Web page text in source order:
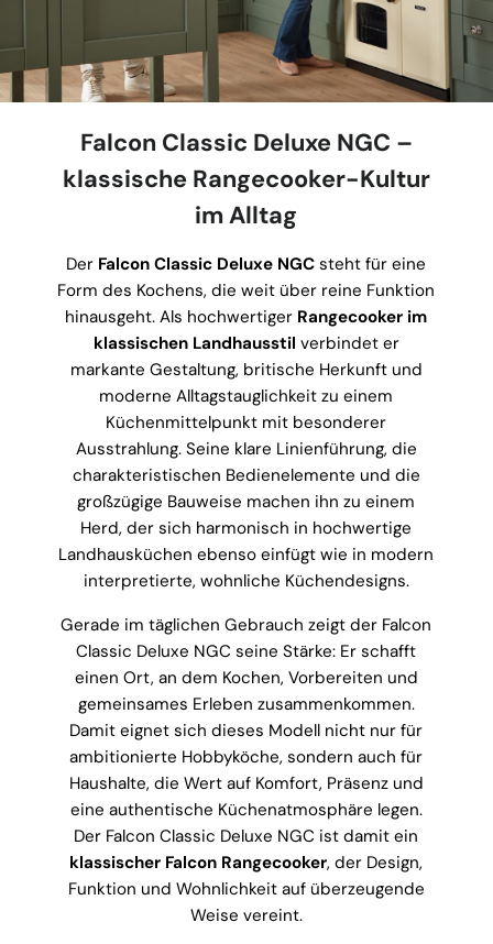
Falcon Classic Deluxe NGC –
klassische Rangecooker-Kultur
im Alltag
Der Falcon Classic Deluxe NGC steht für eine
Form des Kochens, die weit über reine Funktion
hinausgeht. Als hochwertiger Rangecooker im
klassischen Landhausstil verbindet er
markante Gestaltung, britische Herkunft und
moderne Alltagstauglichkeit zu einem
Küchenmittelpunkt mit besonderer
Ausstrahlung. Seine klare Linienführung, die
charakteristischen Bedienelemente und die
großzügige Bauweise machen ihn zu einem
Herd, der sich harmonisch in hochwertige
Landhausküchen ebenso einfügt wie in modern
interpretierte, wohnliche Küchendesigns.
Gerade im täglichen Gebrauch zeigt der Falcon
Classic Deluxe NGC seine Stärke: Er schafft
einen Ort, an dem Kochen, Vorbereiten und
gemeinsames Erleben zusammenkommen.
Damit eignet sich dieses Modell nicht nur für
ambitionierte Hobbyköche, sondern auch für
Haushalte, die Wert auf Komfort, Präsenz und
eine authentische Küchenatmosphäre legen.
Der Falcon Classic Deluxe NGC ist damit ein
klassischer Falcon Rangecooker, der Design,
Funktion und Wohnlichkeit auf überzeugende
Weise vereint.